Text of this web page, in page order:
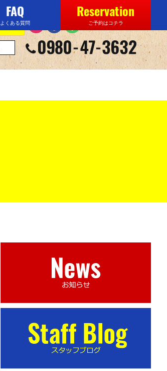
FAQ
よくある質問
Reservation
ご予約はコチラ